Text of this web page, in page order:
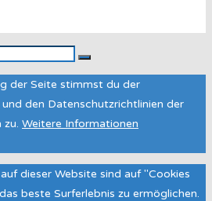
der Seite stimmst du der
den Datenschutzrichtlinien der
zu. Weitere Informationen
dieser Website sind auf "Cookies
beste Surferlebnis zu ermöglichen.